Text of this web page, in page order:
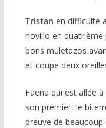
Tristan en difficulté
novillo en
bons muletazos
et coupe deux
Faena qui est allée
son premier, le
preuve de